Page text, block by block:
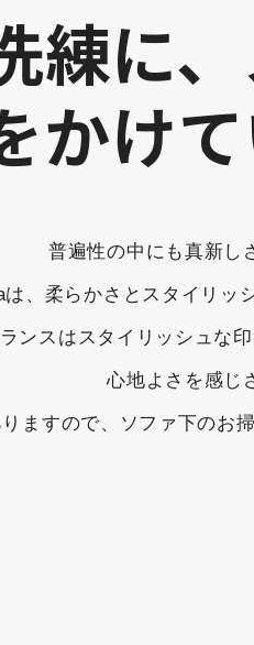
練に
かけ
普遍性の中にも真新し
、柔らかさとスタイリッ
ンスはスタイリッシュな
心地よさを感じ
ますので、ソファ下のお